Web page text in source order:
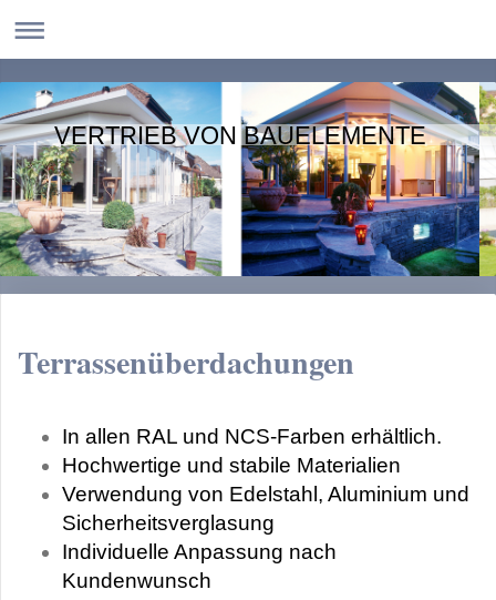
VERTRIEB VON BAUELEMENTE
Terrassenüberdachungen
In allen RAL und NCS-Farben erhältlich.
Hochwertige und stabile Materialien
Verwendung von Edelstahl, Aluminium und
Sicherheitsverglasung
Individuelle Anpassung nach
Kundenwunsch